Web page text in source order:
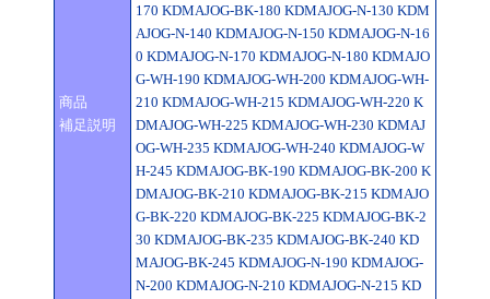
商品
補足説明
170 KDMAJOG-BK-180 KDMAJOG-N-130 KDM
AJOG-N-140 KDMAJOG-N-150 KDMAJOG-N-16
0 KDMAJOG-N-170 KDMAJOG-N-180 KDMAJO
G-WH-190 KDMAJOG-WH-200 KDMAJOG-WH-
210 KDMAJOG-WH-215 KDMAJOG-WH-220 K
DMAJOG-WH-225 KDMAJOG-WH-230 KDMAJ
OG-WH-235 KDMAJOG-WH-240 KDMAJOG-W
H-245 KDMAJOG-BK-190 KDMAJOG-BK-200 K
DMAJOG-BK-210 KDMAJOG-BK-215 KDMAJO
G-BK-220 KDMAJOG-BK-225 KDMAJOG-BK-2
30 KDMAJOG-BK-235 KDMAJOG-BK-240 KD
MAJOG-BK-245 KDMAJOG-N-190 KDMAJOG-
N-200 KDMAJOG-N-210 KDMAJOG-N-215 KD